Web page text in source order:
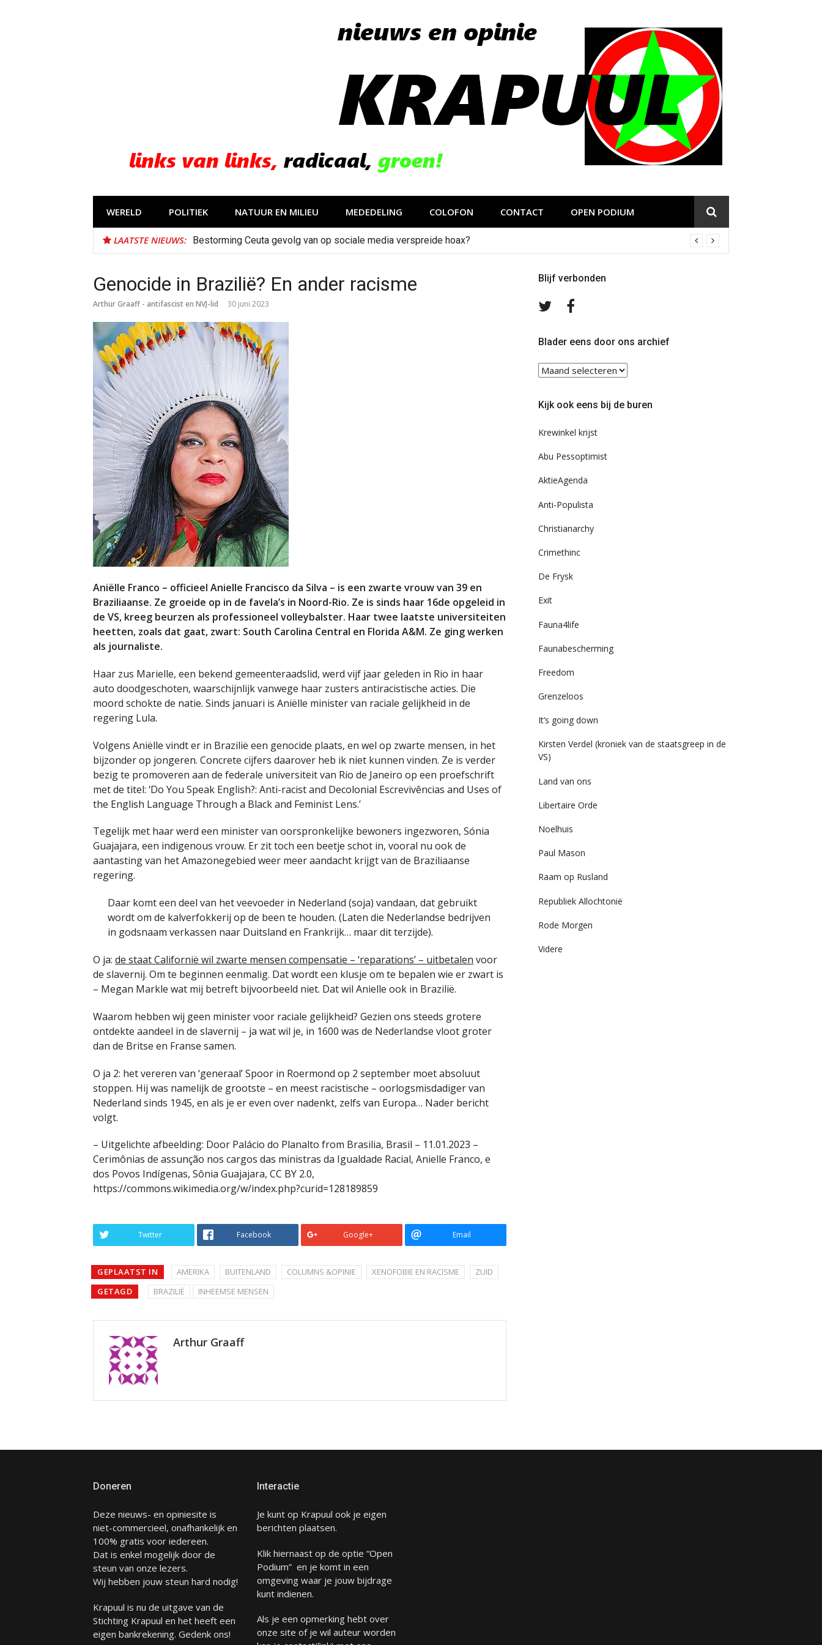
WERELD POLITIEK NATUUR EN MILIEU MEDEDELING COLOFON CONTACT OPEN PODIUM
LAATSTE NIEUWS: Bestorming Ceuta gevolg van op sociale media verspreide hoax?
Genocide in Brazilië? En ander racisme
Arthur Graaff - antifascist en NVJ-lid 30 juni 2023
Aniëlle Franco – officieel Anielle Francisco da Silva – is een zwarte vrouw van 39 en
Braziliaanse. Ze groeide op in de favela’s in Noord-Rio. Ze is sinds haar 16de opgeleid in
de VS, kreeg beurzen als professioneel volleybalster. Haar twee laatste universiteiten
heetten, zoals dat gaat, zwart: South Carolina Central en Florida A&M. Ze ging werken
als journaliste.
Haar zus Marielle, een bekend gemeenteraadslid, werd vijf jaar geleden in Rio in haar
auto doodgeschoten, waarschijnlijk vanwege haar zusters antiracistische acties. Die
moord schokte de natie. Sinds januari is Aniëlle minister van raciale gelijkheid in de
regering Lula.
Volgens Aniëlle vindt er in Brazilië een genocide plaats, en wel op zwarte mensen, in het
bijzonder op jongeren. Concrete cijfers daarover heb ik niet kunnen vinden. Ze is verder
bezig te promoveren aan de federale universiteit van Rio de Janeiro op een proefschrift
met de titel: ‘Do You Speak English?: Anti-racist and Decolonial Escrevivências and Uses of
the English Language Through a Black and Feminist Lens.’
Tegelijk met haar werd een minister van oorspronkelijke bewoners ingezworen, Sónia
Guajajara, een indigenous vrouw. Er zit toch een beetje schot in, vooral nu ook de
aantasting van het Amazonegebied weer meer aandacht krijgt van de Braziliaanse
regering.
Daar komt een deel van het veevoeder in Nederland (soja) vandaan, dat gebruikt
wordt om de kalverfokkerij op de been te houden. (Laten die Nederlandse bedrijven
in godsnaam verkassen naar Duitsland en Frankrijk… maar dit terzijde).
O ja: de staat Californië wil zwarte mensen compensatie – ‘reparations’ – uitbetalen voor
de slavernij. Om te beginnen eenmalig. Dat wordt een klusje om te bepalen wie er zwart is
– Megan Markle wat mij betreft bijvoorbeeld niet. Dat wil Anielle ook in Brazilië.
Waarom hebben wij geen minister voor raciale gelijkheid? Gezien ons steeds grotere
ontdekte aandeel in de slavernij – ja wat wil je, in 1600 was de Nederlandse vloot groter
dan de Britse en Franse samen.
O ja 2: het vereren van ‘generaal’ Spoor in Roermond op 2 september moet absoluut
stoppen. Hij was namelijk de grootste – en meest racistische – oorlogsmisdadiger van
Nederland sinds 1945, en als je er even over nadenkt, zelfs van Europa… Nader bericht
volgt.
– Uitgelichte afbeelding: Door Palácio do Planalto from Brasilia, Brasil – 11.01.2023 –
Cerimônias de assunção nos cargos das ministras da Igualdade Racial, Anielle Franco, e
dos Povos Indígenas, Sônia Guajajara, CC BY 2.0,
https://commons.wikimedia.org/w/index.php?curid=128189859
Twitter Facebook Google+ Email
GEPLAATST IN AMERIKA BUITENLAND COLUMNS &OPINIE XENOFOBIE EN RACISME
ZUID
GETAGD
BRAZILIË INHEEMSE MENSEN
Arthur Graaff
Blijf verbonden
Volg
TwitterFacebook
Blader eens door ons archief
Blader
eens
ons
Kijk ook eens bij de buren
Krewinkel krijst
Abu Pessoptimist
AktieAgenda
Anti-Populista
Christianarchy
Crimethinc
De Frysk
Exit
Fauna4life
Faunabescherming
Freedom
Grenzeloos
It’s going down
Kirsten Verdel (kroniek van de staatsgreep in de
VS)
Land van ons
Libertaire Orde
Noelhuis
Paul Mason
Raam op Rusland
Republiek Allochtonië
Rode Morgen
Videre
Doneren
Deze nieuws- en opiniesite is
niet-commercieel, onafhankelijk en
100% gratis voor iedereen.
Dat is enkel mogelijk door de
steun van onze lezers.
Wij hebben jouw steun hard nodig!
Krapuul is nu de uitgave van de
Stichting Krapuul en het heeft een
eigen bankrekening. Gedenk ons!
Interactie
Je kunt op Krapuul ook je eigen
berichten plaatsen.
Klik hiernaast op de optie “Open
Podium” en je komt in een
omgeving waar je jouw bijdrage
kunt indienen.
Als je een opmerking hebt over
onze site of je wil auteur worden